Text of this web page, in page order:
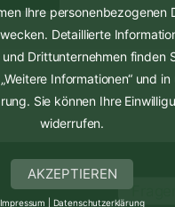
Ihre personenbezogenen
Detaillierte
Drittunternehmen finden
Informationen“ und in
Sie können Ihre
widerrufen.
AKZEPTIEREN
Impressum Datenschutzerklärung